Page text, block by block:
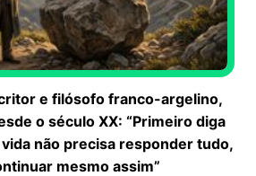
e filósofo franco-argelino,
o século XX: “Primeiro diga
não precisa responder tudo,
mesmo assim”